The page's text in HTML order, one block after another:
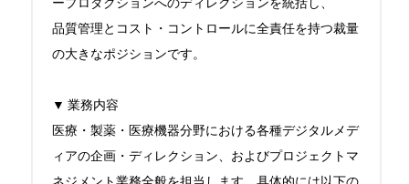
品質管理とコスト・コントロールに全責任を持つ裁量
の大きなポジションです。
▼ 業務内容
医療・製薬・医療機器分野における各種デジタルメデ
ィアの企画・ディレクション、およびプロジェクトマ